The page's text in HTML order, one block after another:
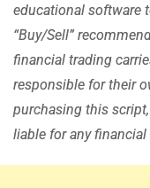
educational software
“Buy/Sell”
financial trading
responsible for their
purchasing this
liable for any financial